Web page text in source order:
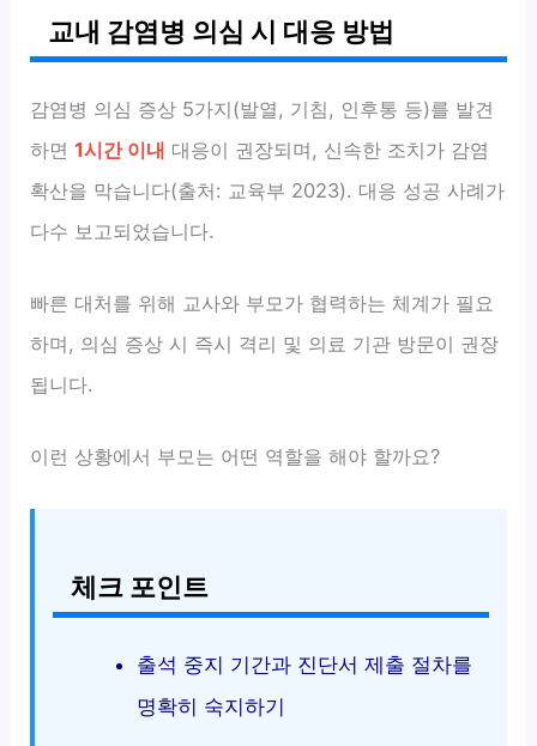
교내 감염병 의심 시 대응 방법
감염병 의심 증상 5가지(발열, 기침, 인후통 등)를 발견
하면1시간 이내 대응이 권장되며, 신속한 조치가 감염
확산을 막습니다(출처: 교육부 2023). 대응 성공 사례가
다수 보고되었습니다.
빠른 대처를 위해 교사와 부모가 협력하는 체계가 필요
하며, 의심 증상 시 즉시 격리 및 의료 기관 방문이 권장
됩니다.
이런 상황에서 부모는 어떤 역할을 해야 할까요?
체크 포인트
출석 중지 기간과 진단서 제출 절차를
명확히 숙지하기